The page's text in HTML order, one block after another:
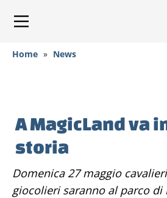
Home » News
A MagicLand va
storia
Domenica 27 maggio cavalieri, dame e
giocolieri saranno al parco di